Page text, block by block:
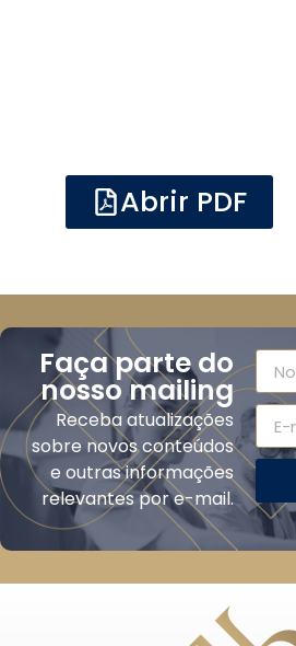
Abrir PDF
Faça parte do
nosso mailing
Receba atualizações
sobre novos conteúdos
e outras informações
relevantes por e-mail.